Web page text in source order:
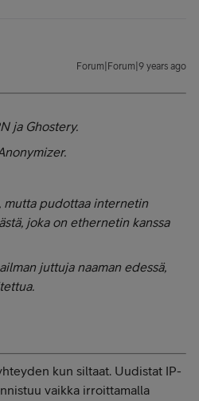
Forum|Forum|9 years ago
ja Ghostery.
mutta pudottaa internetin
joka on ethernetin kanssa
juttuja naaman edessä,
kun siltaat. Uudistat IP-
vaikka irroittamalla